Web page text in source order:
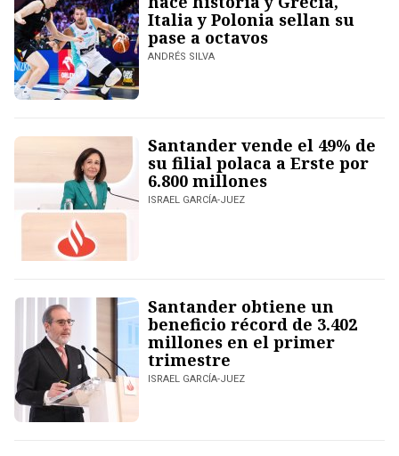
Italia y Polonia sellan su
pase a octavos
ANDRÉS SILVA
Santander vende el 49% de
su filial polaca a Erste por
6.800 millones
ISRAEL GARCÍA-JUEZ
Santander obtiene un
beneficio récord de 3.402
millones en el primer
trimestre
ISRAEL GARCÍA-JUEZ